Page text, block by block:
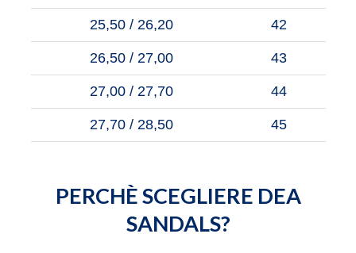
25,50 / 26,20 42
26,50 / 27,00 43
27,00 / 27,70 44
27,70 / 28,50 45
PERCHÈ SCEGLIERE DEA
SANDALS?